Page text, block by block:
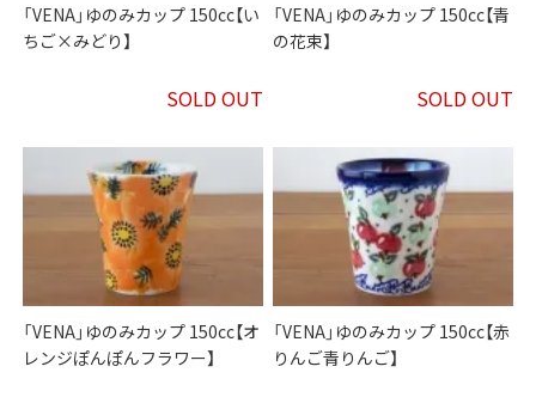
「VENA」ゆのみカップ 150cc【い
ちご×みどり】
SOLD OUT
「VENA」ゆのみカップ 150cc【青
の花束】
SOLD OUT
「VENA」ゆのみカップ 150cc【オ
レンジぽんぽんフラワー】
「VENA」ゆのみカップ 150cc【赤
りんご青りんご】